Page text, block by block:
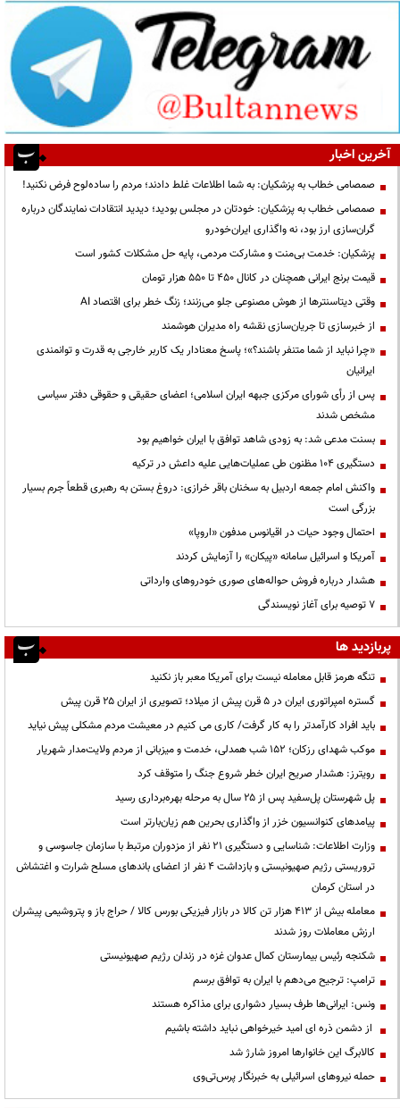
آخرین اخبار
صمصامی خطاب به پزشکیان: به شما اطلاعات غلط دادند؛ مردم را ساده‌لوح فرض نکنید!
صمصامی خطاب به پزشکیان: خودتان در مجلس بودید؛ دیدید انتقادات نمایندگان درباره
گران‌سازی ارز بود، نه واگذاری ایران‌خودرو
پزشکیان: خدمت بی‌منت و مشارکت مردمی، پایه حل مشکلات کشور است
قیمت‌ برنج ایرانی همچنان در کانال ۴۵۰ تا ۵۵۰ هزار تومان
وقتی دیتاسنترها از هوش مصنوعی جلو می‌زنند؛ زنگ خطر برای اقتصاد AI
از خبرسازی تا جریان‌سازی نقشه راه مدیران هوشمند
«چرا نباید از شما متنفر باشند؟»؛ پاسخ معنادار یک کاربر خارجی به قدرت و توانمندی
ایرانیان
پس از رأی شورای مرکزی جبهه ایران اسلامی؛ اعضای حقیقی و حقوقی دفتر سیاسی
مشخص شدند
بسنت مدعی شد: به زودی شاهد توافق با ایران خواهیم بود
دستگیری ۱۰۴ مظنون طی عملیات‌هایی علیه داعش در ترکیه
واکنش امام جمعه اردبیل به سخنان باقر خرازی: دروغ بستن به رهبری قطعاً جرم بسیار
بزرگی است
احتمال وجود حیات در اقیانوس مدفون «اروپا»
آمریکا و اسرائیل سامانه «پیکان» را آزمایش کردند
هشدار درباره فروش حواله‌های صوری خودروهای وارداتی
۷ توصیه برای آغاز نویسندگی
پربازدید ها
تنگه هرمز قابل معامله نیست برای آمریکا معبر باز نکنید
گستره امپراتوری ایران در ۵ قرن پیش از میلاد؛ تصویری از ایران ۲۵ قرن پیش
باید افراد کارآمدتر را به کار گرفت/ کاری می کنیم در معیشت مردم مشکلی پیش نیاید
موکب شهدای رزکان؛ ۱۵۲ شب همدلی، خدمت و میزبانی از مردم ولایت‌مدار شهریار
رویترز: هشدار صریح ایران خطر شروع جنگ را متوقف کرد
پل شهرستان پل‌سفید پس از ۲۵ سال به مرحله بهره‌برداری رسید
پیامدهای کنوانسیون خزر از واگذاری بحرین هم زیان‌بارتر است
وزارت اطلاعات: شناسایی و دستگیری ۲۱ نفر از مزدوران مرتبط با سازمان جاسوسی و
تروریستی رژیم صهیونیستی و بازداشت ۴ نفر از اعضای باندهای مسلح شرارت و اغتشاش
در استان کرمان
معامله بیش از ۴۱۳ هزار تن کالا در بازار فیزیکی بورس کالا / حراج باز و پتروشیمی پیشران
ارزش معاملات روز شدند
شکنجه رئیس بیمارستان کمال عدوان غزه در زندان رژیم صهیونیستی
ترامپ: ترجیح می‌دهم با ایران به توافق برسم
ونس: ایرانی‌ها طرف بسیار دشواری برای مذاکره هستند
از دشمن ذره ای امید خیرخواهی نباید داشته باشیم
کالابرگ این خانوارها امروز شارژ شد
حمله نیروهای اسرائیلی به خبرنگار پرس‌تی‌وی